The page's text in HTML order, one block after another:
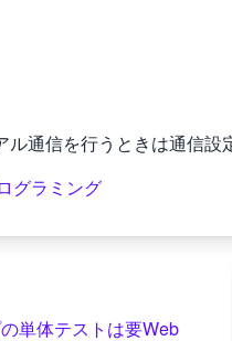
ル通信を行うときは通信
グラミング
単体テストは要Web